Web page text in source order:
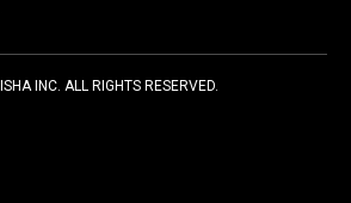
INC. ALL RIGHTS RESERVED.